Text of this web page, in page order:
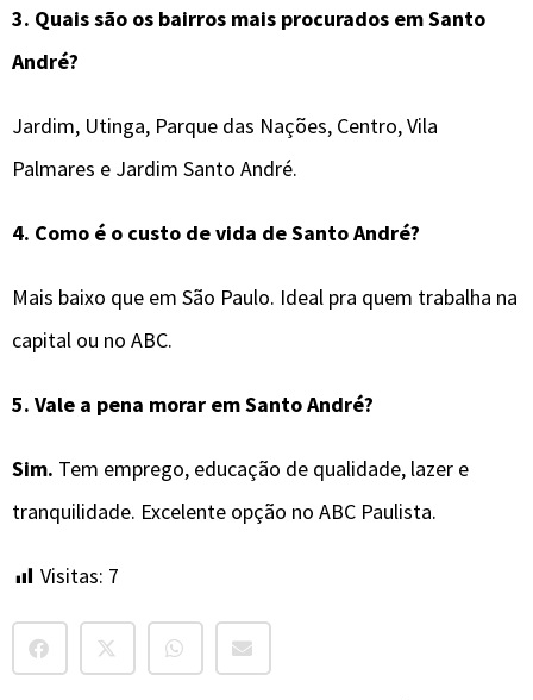
3. Quais são os bairros mais procurados em Santo
André?
Jardim, Utinga, Parque das Nações, Centro, Vila
Palmares e Jardim Santo André.
4. Como é o custo de vida de Santo André?
Mais baixo que em São Paulo. Ideal pra quem trabalha na
capital ou no ABC.
5. Vale a pena morar em Santo André?
Sim. Tem emprego, educação de qualidade, lazer e
tranquilidade. Excelente opção no ABC Paulista.
Visitas: 7